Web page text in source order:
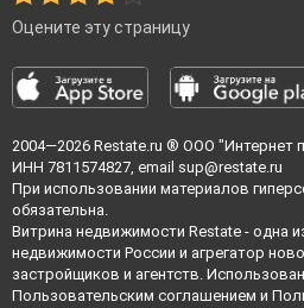
Оцените эту страницу
2004—2026 Restate.ru ® ООО "Интернет
ИНН 7811574827, email sup@restate.ru
При использовании материалов
обязательна.
Витрина недвижимости Restate - одна
недвижимости России и агрегатор
застройщиков и агентств.
Пользовательским соглашением и